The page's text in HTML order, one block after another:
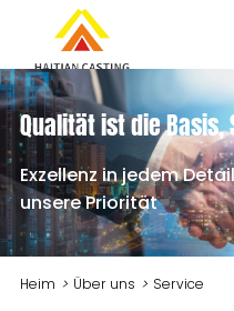
Qualität ist die
Exzellenz in jedem
unsere Priorität
Heim > Über uns > Service